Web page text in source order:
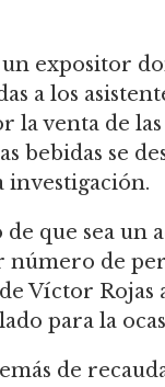
expositor
a los
la venta de
bebidas se
investigación.
que sea un
número de
Víctor Rojas
para la
de